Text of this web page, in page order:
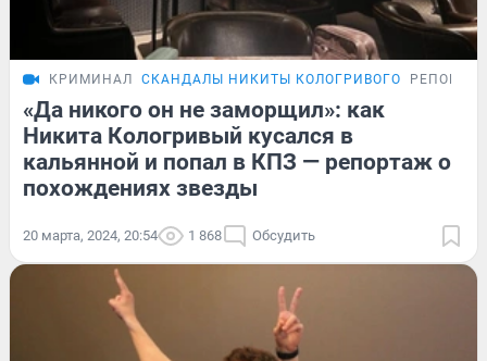
КРИМИНАЛ СКАНДАЛЫ НИКИТЫ КОЛОГРИВОГО
«Да никого он не заморщил»: как
Никита Кологривый кусался в
кальянной и попал в КПЗ — репортаж о
похождениях звезды
20 марта, 2024, 20:54 1 868 Обсудить